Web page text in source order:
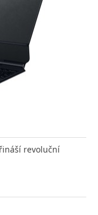
revoluční